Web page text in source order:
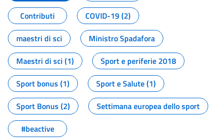
Contributi
COVID-19 (2)
maestri di sci
Ministro Spadafora
Maestri di sci (1)
Sport e periferie 2018
Sport bonus (1)
Sport e Salute (1)
Sport Bonus (2)
Settimana europea dello sport
#beactive